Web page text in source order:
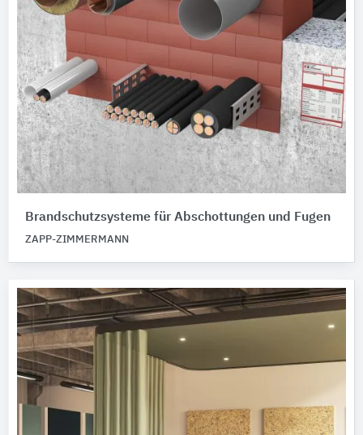
Brandschutzsysteme für Abschottungen und Fugen
ZAPP-ZIMMERMANN